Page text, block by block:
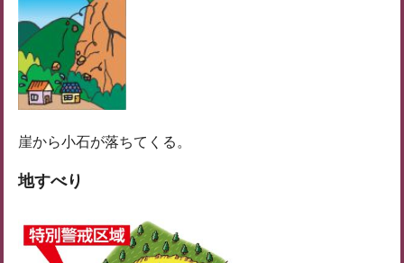
崖から小石が落ちてくる。
地すべり